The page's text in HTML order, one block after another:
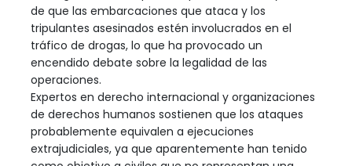
de que las embarcaciones que ataca y los
tripulantes asesinados estén involucrados en el
tráfico de drogas, lo que ha provocado un
encendido debate sobre la legalidad de las
operaciones.
Expertos en derecho internacional y organizaciones
de derechos humanos sostienen que los ataques
probablemente equivalen a ejecuciones
extrajudiciales, ya que aparentemente han tenido